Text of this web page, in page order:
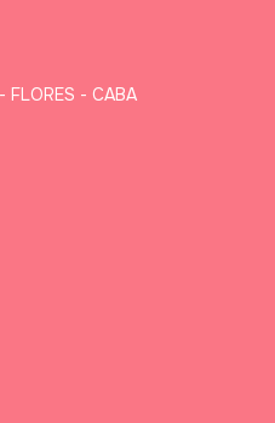
FLORES - CABA